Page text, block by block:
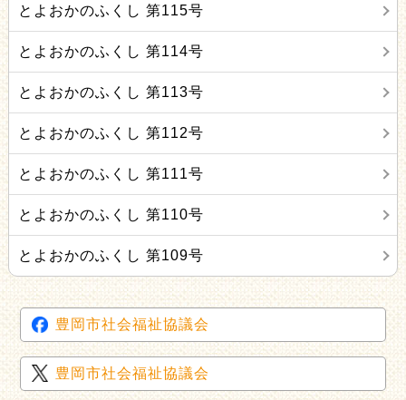
とよおかのふくし 第115号
とよおかのふくし 第114号
とよおかのふくし 第113号
とよおかのふくし 第112号
とよおかのふくし 第111号
とよおかのふくし 第110号
とよおかのふくし 第109号
豊岡市社会福祉協議会
豊岡市社会福祉協議会